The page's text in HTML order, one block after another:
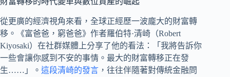
從更廣的經濟視角來看，全球正經歷一波龐大的財富轉
移。《富爸爸，窮爸爸》作者羅伯特·清崎（Robert
Kiyosaki）在社群媒體上分享了他的看法：「我將告訴你
一些會讓你感到不安的事情。最大的財富轉移正在發
生……」。 這段清崎的發言 ，往往伴隨著對傳統金融問